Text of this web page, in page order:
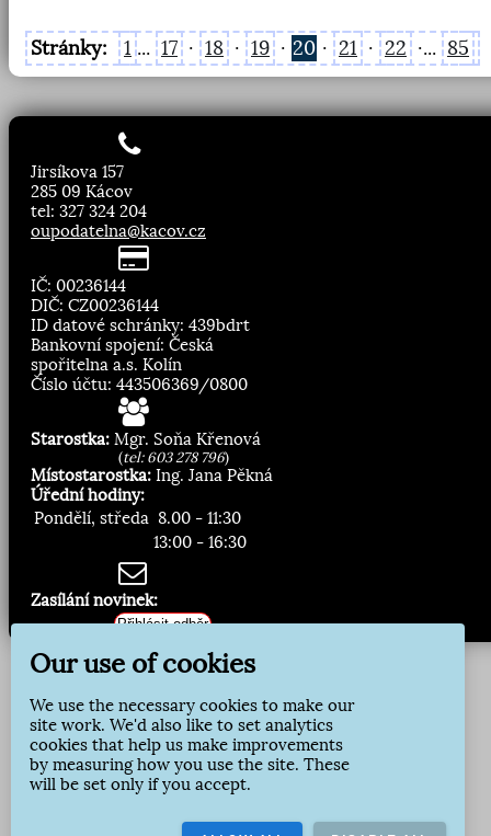
Stránky: 1 ... 17 · 18 · 19 · 20 · 21 · 22 ·... 85
Jirsíkova 157
285 09 Kácov
tel: 327 324 204
oupodatelna@kacov.cz
IČ: 00236144
DIČ: CZ00236144
ID datové schránky: 439bdrt
Bankovní spojení: Česká
spořitelna a.s. Kolín
Číslo účtu: 443506369/0800
Starostka: Mgr. Soňa Křenová
(tel: 603 278 796)
Místostarostka: Ing. Jana Pěkná
Úřední hodiny:
Pondělí, středa 8.00 - 11:30
13:00 - 16:30
Zasílání novinek:
Přihlásit odběr
Our use of cookies
We use the necessary cookies to make our
site work. We'd also like to set analytics
cookies that help us make improvements
by measuring how you use the site. These
will be set only if you accept.